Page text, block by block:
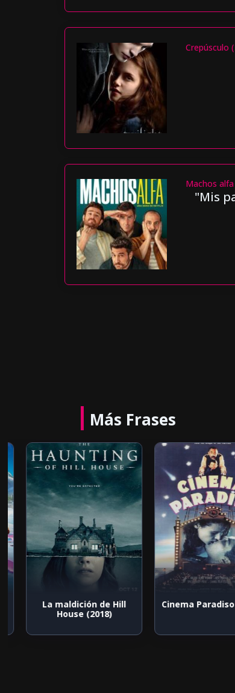
Crepúsculo
Machos
"Mis
Más Frases
La maldición de Hill
House (2018)
Cinema